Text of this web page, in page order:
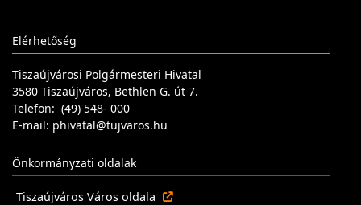
Elérhetőség
Tiszaújvárosi Polgármesteri Hivatal
3580 Tiszaújváros, Bethlen G. út 7.
Telefon: (49) 548- 000
E-mail: phivatal@tujvaros.hu
Önkormányzati oldalak
Tiszaújváros Város oldala